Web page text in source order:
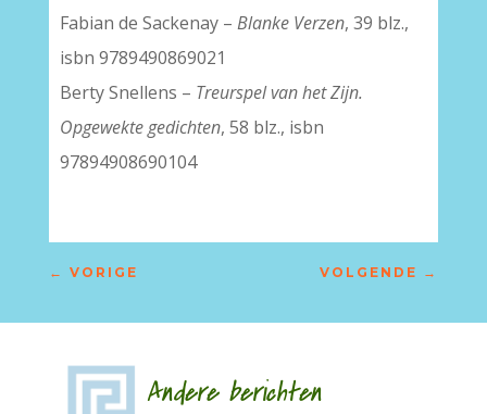
Fabian de Sackenay – Blanke Verzen, 39 blz.,
isbn 9789490869021
Berty Snellens – Treurspel van het Zijn.
Opgewekte gedichten, 58 blz., isbn
97894908690104
← VORIGE VOLGENDE →
Andere berichten